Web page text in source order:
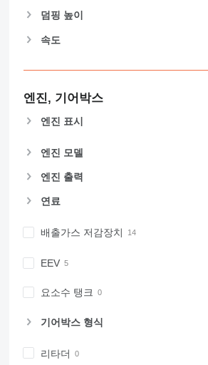
덤핑 높이
속도
엔진, 기어박스
엔진 표시
엔진 모델
엔진 출력
연료
배출가스 저감장치
EEV
요소수 탱크
기어박스 형식
리타더